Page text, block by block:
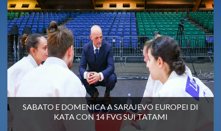
SABATO E DOMENICA A SARAJEVO EUROPEI DI
KATA CON 14 FVG SUI TATAMI